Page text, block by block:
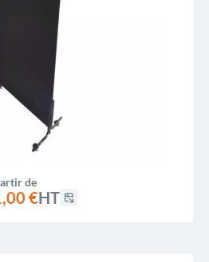
de
€HT